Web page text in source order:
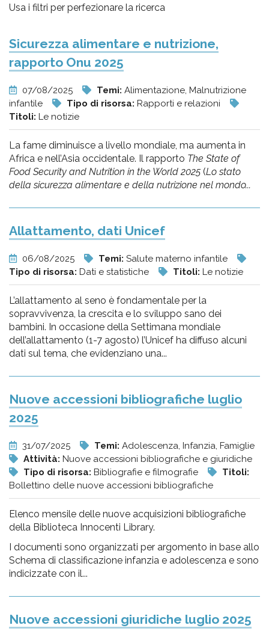
l'infanzia
e
l'adolescenza
Usa i filtri per perfezionare la ricerca
Sicurezza alimentare e nutrizione,
rapporto Onu 2025
07/08/2025 Temi: Alimentazione, Malnutrizione
infantile
Tipo di risorsa: Rapporti e relazioni
Titoli: Le notizie
La fame diminuisce a livello mondiale, ma aumenta in
Africa e nell’Asia occidentale. Il rapporto The State of
Food Security and Nutrition in the World 2025 (Lo stato
della sicurezza alimentare e della nutrizione nel mondo...
Allattamento, dati Unicef
06/08/2025 Temi: Salute materno infantile
Tipo di risorsa: Dati e statistiche Titoli: Le notizie
L’allattamento al seno è fondamentale per la
sopravvivenza, la crescita e lo sviluppo sano dei
bambini. In occasione della Settimana mondiale
dell’allattamento (1-7 agosto) l’Unicef ha diffuso alcuni
dati sul tema, che evidenziano una...
Nuove accessioni bibliografiche luglio
2025
31/07/2025 Temi: Adolescenza, Infanzia, Famiglie
Attività: Nuove accessioni bibliografiche e giuridiche
Tipo di risorsa: Bibliografie e filmografie
Titoli:
Bollettino delle nuove accessioni bibliografiche
Elenco mensile delle nuove acquisizioni bibliografiche
della Biblioteca Innocenti Library.
I documenti sono organizzati per argomento in base allo
Schema di classificazione infanzia e adolescenza e sono
indicizzate con il...
Nuove accessioni giuridiche luglio 2025